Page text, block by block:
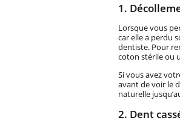
1.
Lorsque vous
car elle a perdu
dentiste. Pour
coton stérile ou
Si vous avez
avant de voir le
naturelle
2. Dent